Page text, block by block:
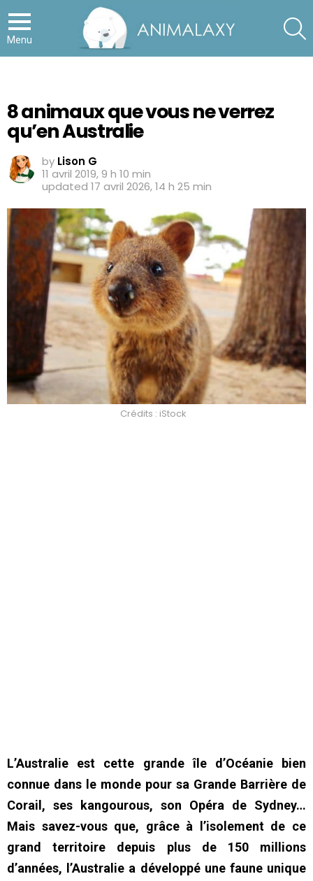
Menu
8 animaux que vous ne verrez
qu’en Australie
by Lison G
11 avril 2019, 9 h 10 min
updated 17 avril 2026, 14 h 25 min
Crédits : iStock
L’Australie est cette grande île d’Océanie bien
connue dans le monde pour sa Grande Barrière de
Corail, ses kangourous, son Opéra de Sydney…
Mais savez-vous que, grâce à l’isolement de ce
grand territoire depuis plus de 150 millions
d’années, l’Australie a développé une faune unique